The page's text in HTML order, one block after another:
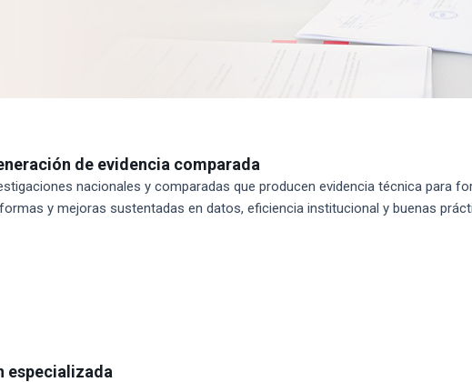
de evidencia comparada
nacionales y comparadas que producen evidencia técnica para
y mejoras sustentadas en datos, eficiencia institucional y buenas
especializada